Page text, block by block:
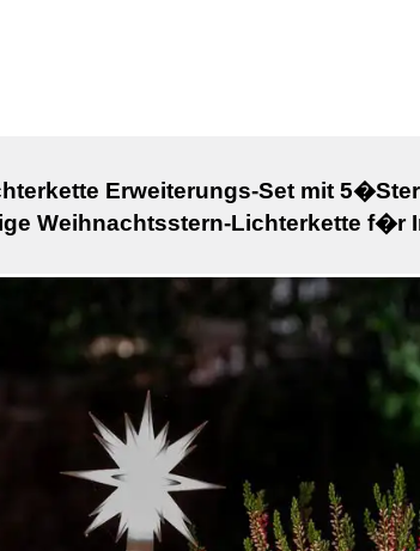
Erweiterungs-Set mit
Weihnachtsstern-Lichterkette